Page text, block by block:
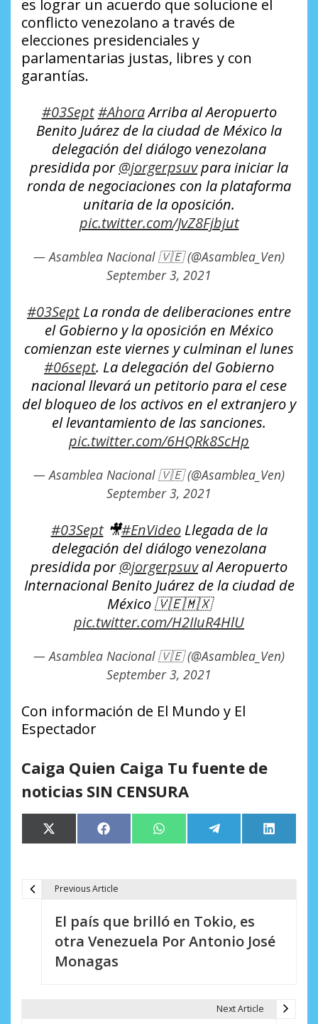
es lograr un acuerdo que solucione el
conflicto venezolano a través de
elecciones presidenciales y
parlamentarias justas, libres y con
garantías.
#03Sept #AhoraArriba al Aeropuerto
Benito Juárez de la ciudad de México la
delegación del diálogo venezolana
presidida por@jorgerpsuvpara iniciar la
ronda de negociaciones con la plataforma
unitaria de la oposición.
pic.twitter.com/JvZ8Fjbjut
— Asamblea Nacional 🇻🇪 (@Asamblea_Ven)
September 3, 2021
#03Sept La ronda de deliberaciones entre
el Gobierno y la oposición en México
comienzan este viernes y culminan el lunes
#06sept. La delegación del Gobierno
nacional llevará un petitorio para el cese
del bloqueo de los activos en el extranjero y
el levantamiento de las sanciones.
pic.twitter.com/6HQRk8ScHp
— Asamblea Nacional 🇻🇪 (@Asamblea_Ven)
September 3, 2021
#03Sept🎥#EnVideoLlegada de la
delegación del diálogo venezolana
presidida por@jorgerpsuval Aeropuerto
Internacional Benito Juárez de la ciudad de
México 🇻🇪🇲🇽
pic.twitter.com/H2IIuR4HlU
— Asamblea Nacional 🇻🇪 (@Asamblea_Ven)
September 3, 2021
Con información de El Mundo y El
Espectador
Caiga Quien Caiga Tu fuente de
noticias SIN CENSURA
Compartir
en
X
(Twitter)
Compartir
en
Facebook Compartir
en
WhatsApp Compartir
en
Telegram
en
LinkedIn
Previous Article
El país que brilló en Tokio, es
otra Venezuela Por Antonio José
Monagas
Next Article